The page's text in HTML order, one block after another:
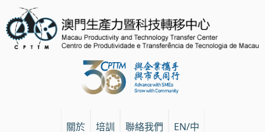
關於 培訓 聯絡我們 EN/中